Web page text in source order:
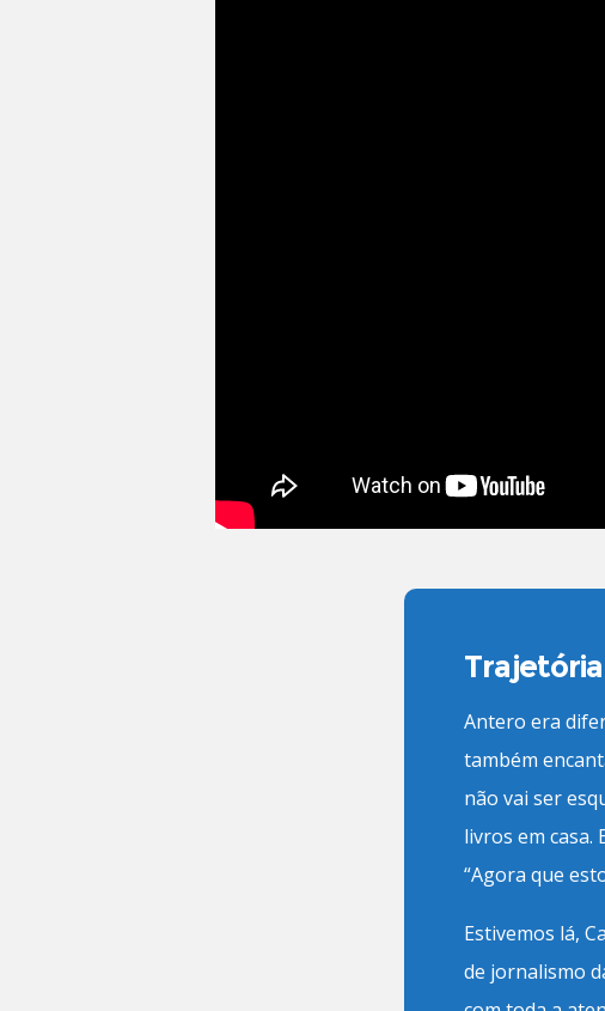
Antero era
também
não vai ser
livros em casa.
“Agora que
Estivemos lá,
de jornalismo